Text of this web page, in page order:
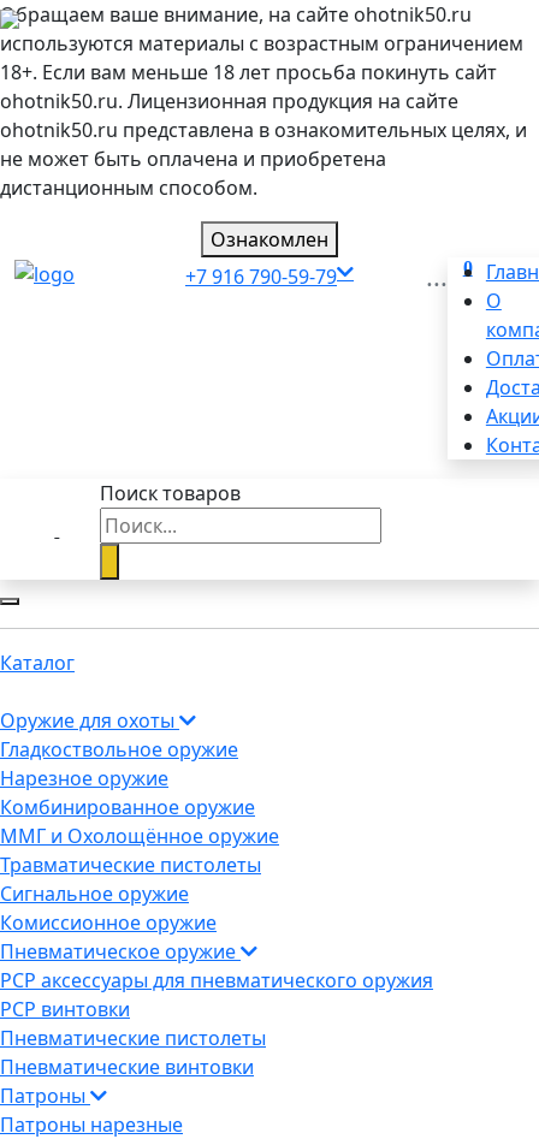
Обращаем ваше внимание, на сайте ohotnik50.ru
используются материалы с возрастным ограничением
18+. Если вам меньше 18 лет просьба покинуть сайт
ohotnik50.ru. Лицензионная продукция на сайте
ohotnik50.ru представлена в ознакомительных целях, и
не может быть оплачена и приобретена
дистанционным способом.
Ознакомлен
+7 916 790-59-79
0
...
О
Поиск товаров
Каталог
Оружие для охоты
Гладкоствольное оружие
Нарезное оружие
Комбинированное оружие
ММГ и Охолощённое оружие
Травматические пистолеты
Сигнальное оружие
Комиссионное оружие
Пневматическое оружие
PCP аксессуары для пневматического оружия
PCP винтовки
Пневматические пистолеты
Пневматические винтовки
Патроны
Патроны нарезные